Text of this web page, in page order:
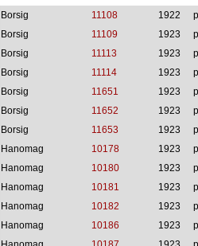
Borsig 11108 1922
Borsig
11109 1923
Borsig
11113 1923
Borsig
11114 1923
Borsig
11651 1923
Borsig
11652 1923
Borsig
11653 1923
Hanomag
10178 1923
Hanomag
10180 1923
Hanomag
10181 1923
Hanomag
10182 1923
Hanomag
10186 1923